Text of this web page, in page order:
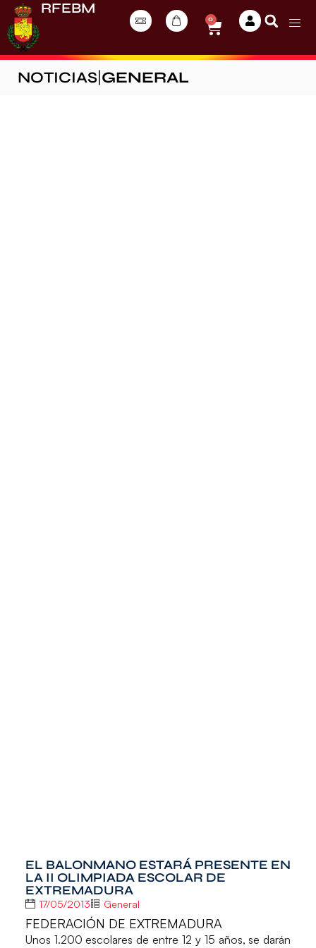
RFEBM
0
NOTICIAS GENERAL
EL BALONMANO ESTARÁ PRESENTE EN
LA II OLIMPIADA ESCOLAR DE
EXTREMADURA
17/05/2013 General
FEDERACIÓN DE EXTREMADURA
Unos 1.200 escolares de entre 12 y 15 años, se darán